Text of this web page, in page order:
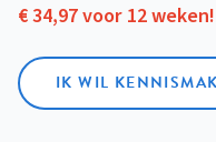
€ 34,97 voor 12 weken!
IK WIL